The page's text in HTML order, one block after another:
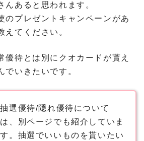
んあると思われます。
のプレゼントキャンペーンがあ
えてください。
優待とは別にクオカードが貰え
でいきたいです。
抽選優待/隠れ優待について
は、別ページでも紹介していま
す。抽選でいいものを貰いたい